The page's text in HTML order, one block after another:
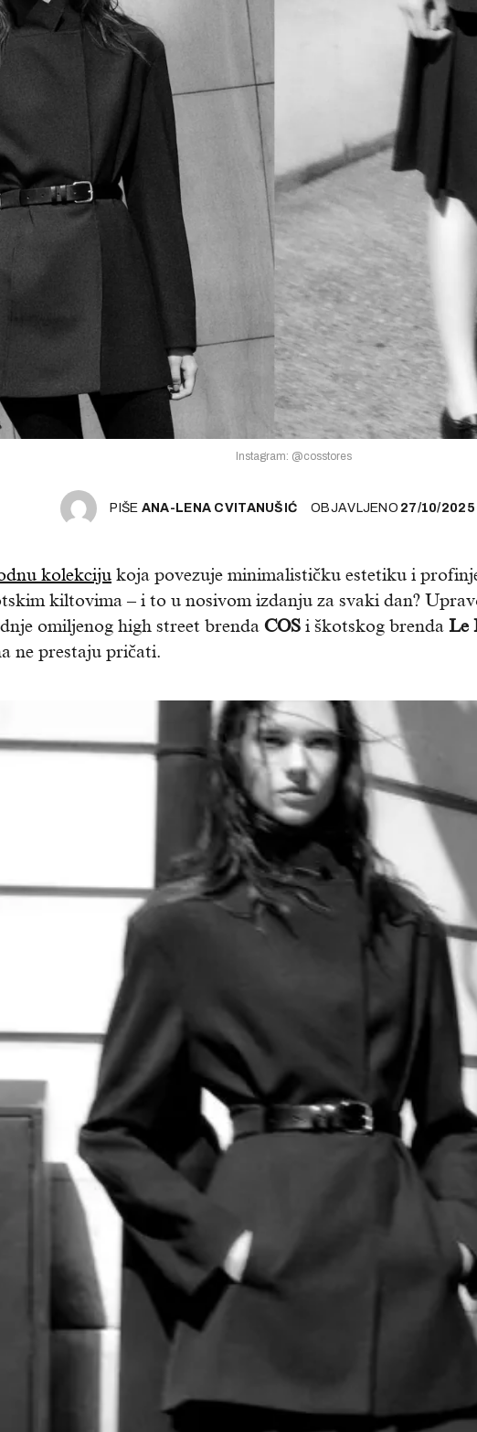
Instagram: @cosstores
PIŠE ANA-LENA CVITANUŠIĆ OBJAVLJENO 27/10/2025
kolekciju koja povezuje minimalističku estetiku i
kiltovima – i to u nosivom izdanju za svaki dan?
omiljenog high street brenda COS i škotskog brenda Le
ne prestaju pričati.